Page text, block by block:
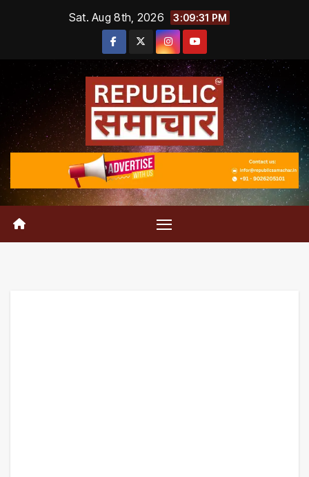
Sat. Aug 8th, 2026 3:09:32 PM